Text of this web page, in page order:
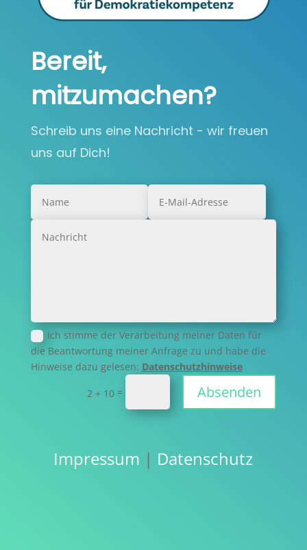
Bereit,
mitzumachen?
Schreib uns eine Nachricht - wir freuen
uns auf Dich!
Ich stimme der Verarbeitung meiner Daten für
die Beantwortung meiner Anfrage zu und habe die
Hinweise dazu gelesen: Datenschutzhinweise
2 + 10 = Absenden
Impressum | Datenschutz